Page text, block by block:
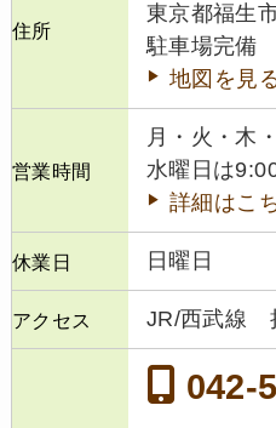
住所
東京都福生
駐車場完備
地図を見
営業時間
月・火・木
水曜日は
詳細はこ
休業日 日曜日
アクセス JR/西武線
042-